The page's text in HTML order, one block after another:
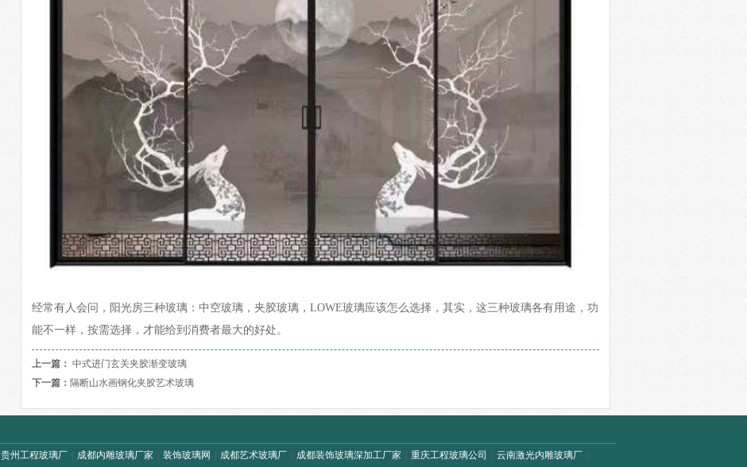
经常有人会问，阳光房三种玻璃：中空玻璃，夹胶玻璃，LOWE玻璃应该怎么选择，其实，这三种玻璃各有用途，功
能不一样，按需选择，才能给到消费者最大的好处。
上一篇： 中式进门玄关夹胶渐变玻璃
下一篇： 隔断山水画钢化夹胶艺术玻璃
贵州工程玻璃厂 成都内雕玻璃厂家 装饰玻璃网 成都艺术玻璃厂 成都装饰玻璃深加工厂家 重庆工程玻璃公司 云南激光内雕玻璃厂